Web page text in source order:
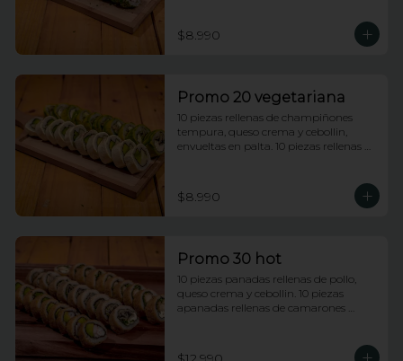
$8.990
Promo 20 vegetariana
10 piezas rellenas de champiñones
tempura, queso crema y cebollin,
envueltas en palta. 10 piezas rellenas de
$8.990
Promo 30 hot
10 piezas panadas rellenas de pollo,
queso crema y cebollin. 10 piezas
apanadas rellenas de camarones
queso crema y cebollin.